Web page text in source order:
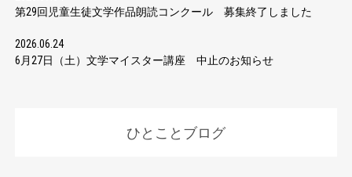
第29回児童生徒文学作品朗読コンクール 募集終了しました
2026.06.24
6月27日（土）文学マイスター講座 中止のお知らせ
ひとことブログ